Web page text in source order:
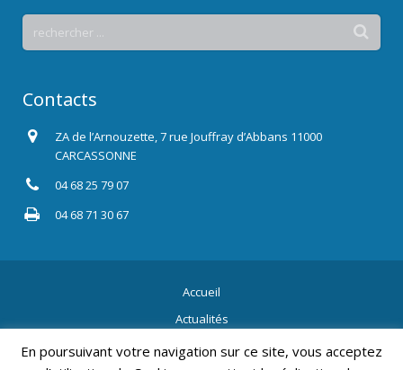
Contacts
ZA de l’Arnouzette, 7 rue Jouffray d’Abbans 11000
CARCASSONNE
04 68 25 79 07
04 68 71 30 67
Accueil
Actualités
Contact
En poursuivant votre navigation sur ce site, vous acceptez